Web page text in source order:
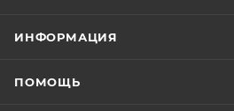
ИНФОРМАЦИЯ
ПОМОЩЬ